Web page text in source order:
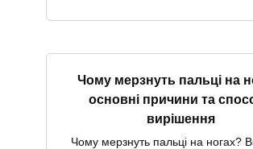
Чому мерзнуть пальці на
основні причини та
вирішення
Чому мерзнуть пальці на ногах?